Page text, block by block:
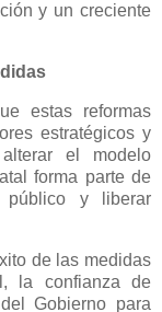
y un creciente
estas reformas
estratégicos y
el modelo
forma parte de
y liberar
de las medidas
la confianza de
Gobierno para